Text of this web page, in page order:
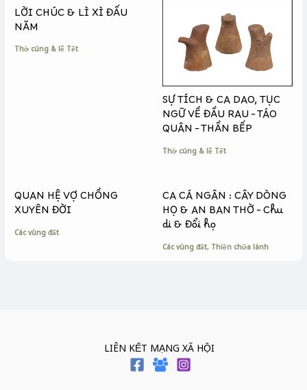
k
e
k
LỜI CHÚC & LÌ XÌ ĐẤU
NĂM
Thờ cúng & lễ Tết
SỰ TÍCH & CA DAO, TỤC
NGỮ VỀ ĐẦU RAU – TÁO
QUÂN – THẦN BẾP
Thờ cúng & lễ Tết
QUAN HỆ VỢ CHỒNG
XUYÊN ĐỜI
Các vùng đất
CA CÁ NGÂN : CÂY DÒNG
HỌ & AN BAN THỜ – Chu
di & Đổi họ
Các vùng đất, Thiền chữa lành
LIÊN KẾT MẠNG XÃ HỘI